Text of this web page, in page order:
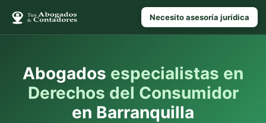
Necesito asesoría jurídica
Abogados especialistas en
Derechos del Consumidor
en Barranquilla